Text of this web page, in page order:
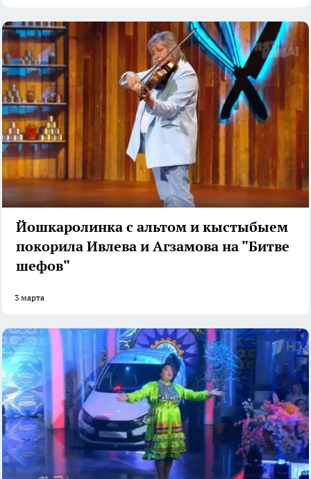
Йошкаролинка с альтом и кыстыбыем
покорила Ивлева и Агзамова на "Битве
шефов"
3 марта